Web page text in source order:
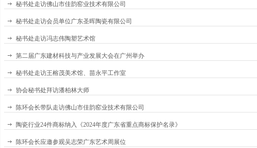
秘书处走访佛山市佳韵窑业技术有限公司
秘书处走访会员单位广东圣晖陶瓷有限公司
秘书处走访冯志伟陶塑艺术馆
第二届广东建材科技与产业发展大会在广州举办
秘书处走访王榕茂美术馆、苗永平工作室
协会秘书处拜访潘柏林大师
陈环会长带队走访佛山市佳韵窑业技术有限公司
陶瓷行业24件商标纳入《2024年度广东省重点商标保护名录》
陈环会长应邀参观吴志荣广东艺术周展位